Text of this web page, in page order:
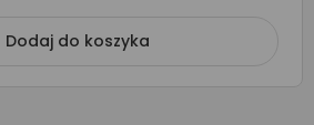
Dodaj do koszyka